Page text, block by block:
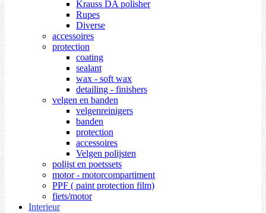
Krauss DA polisher
Rupes
Diverse
accessoires
protection
coating
sealant
wax - soft wax
detailing - finishers
velgen en banden
velgenreinigers
banden
protection
accessoires
Velgen polijsten
polijst en poetssets
motor - motorcompartiment
PPF ( paint protection film)
fiets/motor
Interieur